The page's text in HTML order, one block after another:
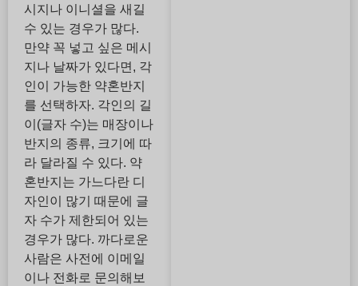
시지나 이니셜을 새길
수 있는 경우가 많다.
만약 꼭 넣고 싶은 메시
지나 날짜가 있다면, 각
인이 가능한 약혼반지
를 선택하자. 각인의 길
이(글자 수)는 매장이나
반지의 종류, 크기에 따
라 달라질 수 있다. 약
혼반지는 가느다란 디
자인이 많기 때문에 글
자 수가 제한되어 있는
경우가 많다. 까다로운
사람은 사전에 이메일
이나 전화로 문의해보